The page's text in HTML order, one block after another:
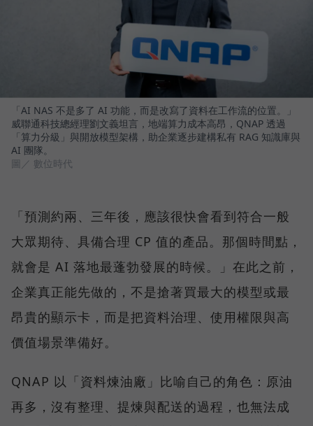
「AI NAS 不是多了 AI 功能，而是改寫了資料在工作流的位置。」
威聯通科技總經理劉文義坦言，地端算力成本高昂，QNAP 透過
「算力分級」與開放模型架構，助企業逐步建構私有 RAG 知識庫與
AI 團隊。
圖／ 數位時代
「預測約兩、三年後，應該很快會看到符合一般
大眾期待、具備合理 CP 值的產品。那個時間點，
就會是 AI 落地最蓬勃發展的時候。」在此之前，
企業真正能先做的，不是搶著買最大的模型或最
昂貴的顯示卡，而是把資料治理、使用權限與高
價值場景準備好。
QNAP 以「資料煉油廠」比喻自己的角色：原油
再多，沒有整理、提煉與配送的過程，也無法成